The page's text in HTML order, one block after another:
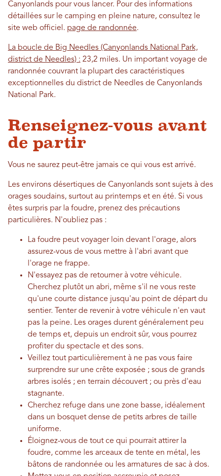
Canyonlands pour vous lancer. Pour des informations
détaillées sur le camping en pleine nature, consultez le
site web officiel. page de randonnée.
La boucle de Big Needles (Canyonlands National Park,
district de Needles) : 23,2 miles. Un important voyage de
randonnée couvrant la plupart des caractéristiques
exceptionnelles du district de Needles de Canyonlands
National Park.
Renseignez-vous avant
de partir
Vous ne saurez peut-être jamais ce qui vous est arrivé.
Les environs désertiques de Canyonlands sont sujets à des
orages soudains, surtout au printemps et en été. Si vous
êtes surpris par la foudre, prenez des précautions
particulières. N'oubliez pas :
La foudre peut voyager loin devant l'orage, alors
assurez-vous de vous mettre à l'abri avant que
l'orage ne frappe.
N'essayez pas de retourner à votre véhicule.
Cherchez plutôt un abri, même s'il ne vous reste
qu'une courte distance jusqu'au point de départ du
sentier. Tenter de revenir à votre véhicule n'en vaut
pas la peine. Les orages durent généralement peu
de temps et, depuis un endroit sûr, vous pourrez
profiter du spectacle et des sons.
Veillez tout particulièrement à ne pas vous faire
surprendre sur une crête exposée ; sous de grands
arbres isolés ; en terrain découvert ; ou près d'eau
stagnante.
Cherchez refuge dans une zone basse, idéalement
dans un bosquet dense de petits arbres de taille
uniforme.
Éloignez-vous de tout ce qui pourrait attirer la
foudre, comme les arceaux de tente en métal, les
bâtons de randonnée ou les armatures de sac à dos.